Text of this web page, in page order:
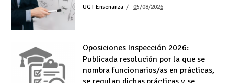
UGT Enseñanza 05/08/2026
Oposiciones Inspección 2026:
Publicada resolución por la que se
nombra funcionarios/as en prácticas,